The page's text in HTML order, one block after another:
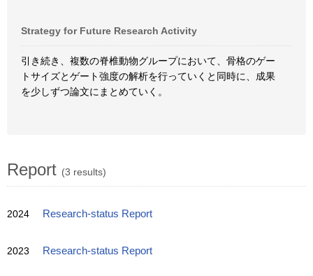
Strategy for Future Research Activity
引き続き、複数の脊椎動物グループにおいて、骨格のゲー
トサイズとゲート強度の解析を行っていくと同時に、成果
を少しずつ論文にまとめていく。
Report (3 results)
2024 Research-status Report
2023 Research-status Report